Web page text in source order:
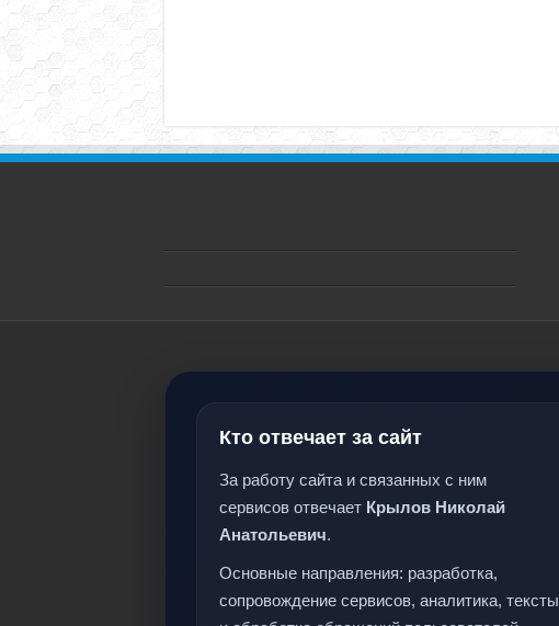
Кто отвечает за сайт
За работу сайта и связанных с ним
сервисов отвечает Крылов Николай
Анатольевич.
Основные направления: разработка,
сопровождение сервисов, аналитика, тексты